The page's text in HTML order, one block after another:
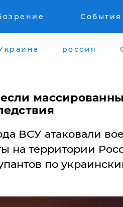
События
россия
ВСУ атаковали
на территории
по